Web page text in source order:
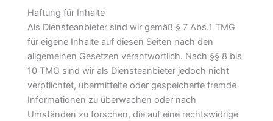
Haftung für Inhalte
Als Diensteanbieter sind wir gemäß § 7 Abs.1 TMG
für eigene Inhalte auf diesen Seiten nach den
allgemeinen Gesetzen verantwortlich. Nach §§ 8 bis
10 TMG sind wir als Diensteanbieter jedoch nicht
verpflichtet, übermittelte oder gespeicherte fremde
Informationen zu überwachen oder nach
Umständen zu forschen, die auf eine rechtswidrige